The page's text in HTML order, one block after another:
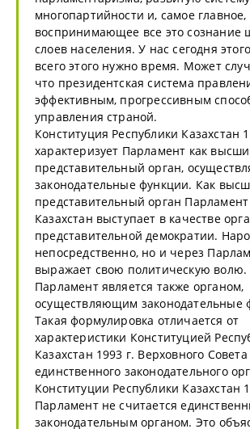
многопартийности и, самое главное,
воспринимающее все это сознание
слоев населения. У нас сегодня
всего этого нужно время. Может
что президентская система
эффективным, прогрессивным
управления страной.
Конституция Республики Казахстан
характеризует Парламент как
представительный орган,
законодательные функции. Как
представительный орган Парламент
Казахстан выступает в качестве
представительной демократии.
непосредственно, но и через
выражает свою политическую волю.
Парламент является также органом,
осуществляющим законодательные
Такая формулировка отличается от
характеристики Конституцией
Казахстан 1993 г. Верховного Совета
единственного законодательного
Конституции Республики Казахстан
Парламент не считается
законодательным органом. Это